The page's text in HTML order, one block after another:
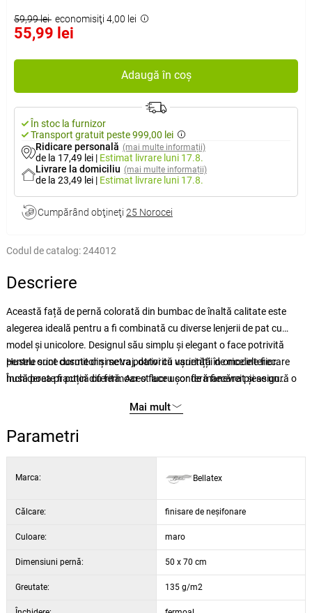
59,99 lei economisiţi 4,00 lei
55,99 lei
Adaugă în coș
În stoc la furnizor
Transport gratuit peste 999,00 lei
Ridicare personală (mai multe informații)
de la 17,49 lei | Estimat livrare luni 17.8.
Livrare la domiciliu (mai multe informații)
de la 23,49 lei | Estimat livrare luni 17.8.
Cumpărând obţineţi 25 Norocei
Codul de catalog:244012
Descriere
Această față de pernă colorată din bumbac de înaltă calitate este
alegerea ideală pentru a fi combinată cu diverse lenjerii de pat cu
model și unicolore. Designul său simplu și elegant o face potrivită
pentru orice dormitor și se va potrivi cu ușurință în orice interior.
Închiderea practică cu fermoar o face ușor de manevrat și asigură o
Husele sunt cusute din metraj, datorită varietății de modele fiecare
husă poate fi puțin diferită. Acest lucru conferă fiecărei piese un
Mai mult
Parametri
Marca: Bellatex
Călcare: finisare de neșifonare
Culoare: maro
Dimensiuni pernă: 50 x 70 cm
Greutate: 135 g/m2